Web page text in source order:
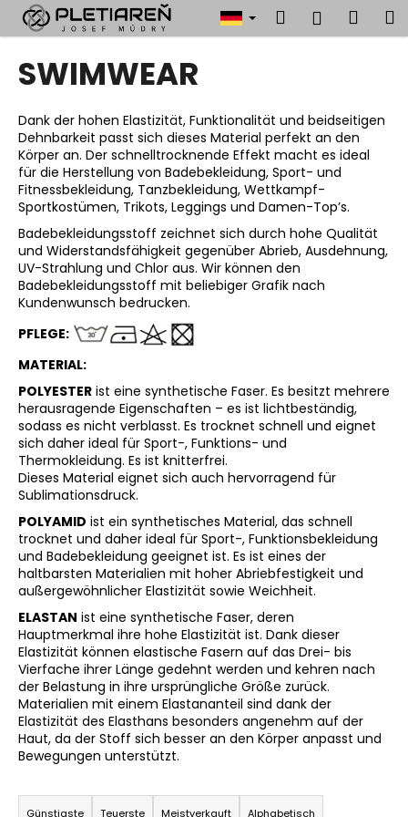
Zum
Inhalt
springen
Suchen
Login
SWIMWEAR
Dank der hohen Elastizität, Funktionalität und beidseitigen
Dehnbarkeit passt sich dieses Material perfekt an den
Körper an. Der schnelltrocknende Effekt macht es ideal
für die Herstellung von Badebekleidung, Sport- und
Fitnessbekleidung, Tanzbekleidung, Wettkampf-
Sportkostümen, Trikots, Leggings und Damen-Top’s.
Badebekleidungsstoff zeichnet sich durch hohe Qualität
und Widerstandsfähigkeit gegenüber Abrieb, Ausdehnung,
UV-Strahlung und Chlor aus. Wir können den
Badebekleidungsstoff mit beliebiger Grafik nach
Kundenwunsch bedrucken.
PFLEGE:
MATERIAL:
POLYESTER ist eine synthetische Faser. Es besitzt mehrere
herausragende Eigenschaften – es ist lichtbeständig,
sodass es nicht verblasst. Es trocknet schnell und eignet
sich daher ideal für Sport-, Funktions- und
Thermokleidung. Es ist knitterfrei.
Dieses Material eignet sich auch hervorragend für
Sublimationsdruck.
POLYAMID ist ein synthetisches Material, das schnell
trocknet und daher ideal für Sport-, Funktionsbekleidung
und Badebekleidung geeignet ist. Es ist eines der
haltbarsten Materialien mit hoher Abriebfestigkeit und
außergewöhnlicher Elastizität sowie Weichheit.
ELASTAN ist eine synthetische Faser, deren
Hauptmerkmal ihre hohe Elastizität ist. Dank dieser
Elastizität können elastische Fasern auf das Drei- bis
Vierfache ihrer Länge gedehnt werden und kehren nach
der Belastung in ihre ursprüngliche Größe zurück.
Materialien mit einem Elastananteil sind dank der
Elastizität des Elasthans besonders angenehm auf der
Haut, da der Stoff sich besser an den Körper anpasst und
Bewegungen unterstützt.
P
Günstigste Teuerste Meistverkauft Alphabetisch
a
zum
zum
a
s
s
u
c
h
e
n
S
i
e
?
SUCHEN
W
i
r
e
m
p
f
e
h
l
e